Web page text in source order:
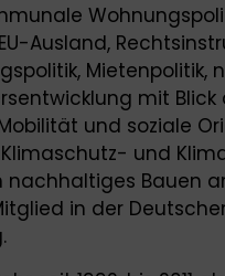
Ausland,
Mietenpolitik,
mit Blick
und soziale
und
nachhaltiges Bauen
in der